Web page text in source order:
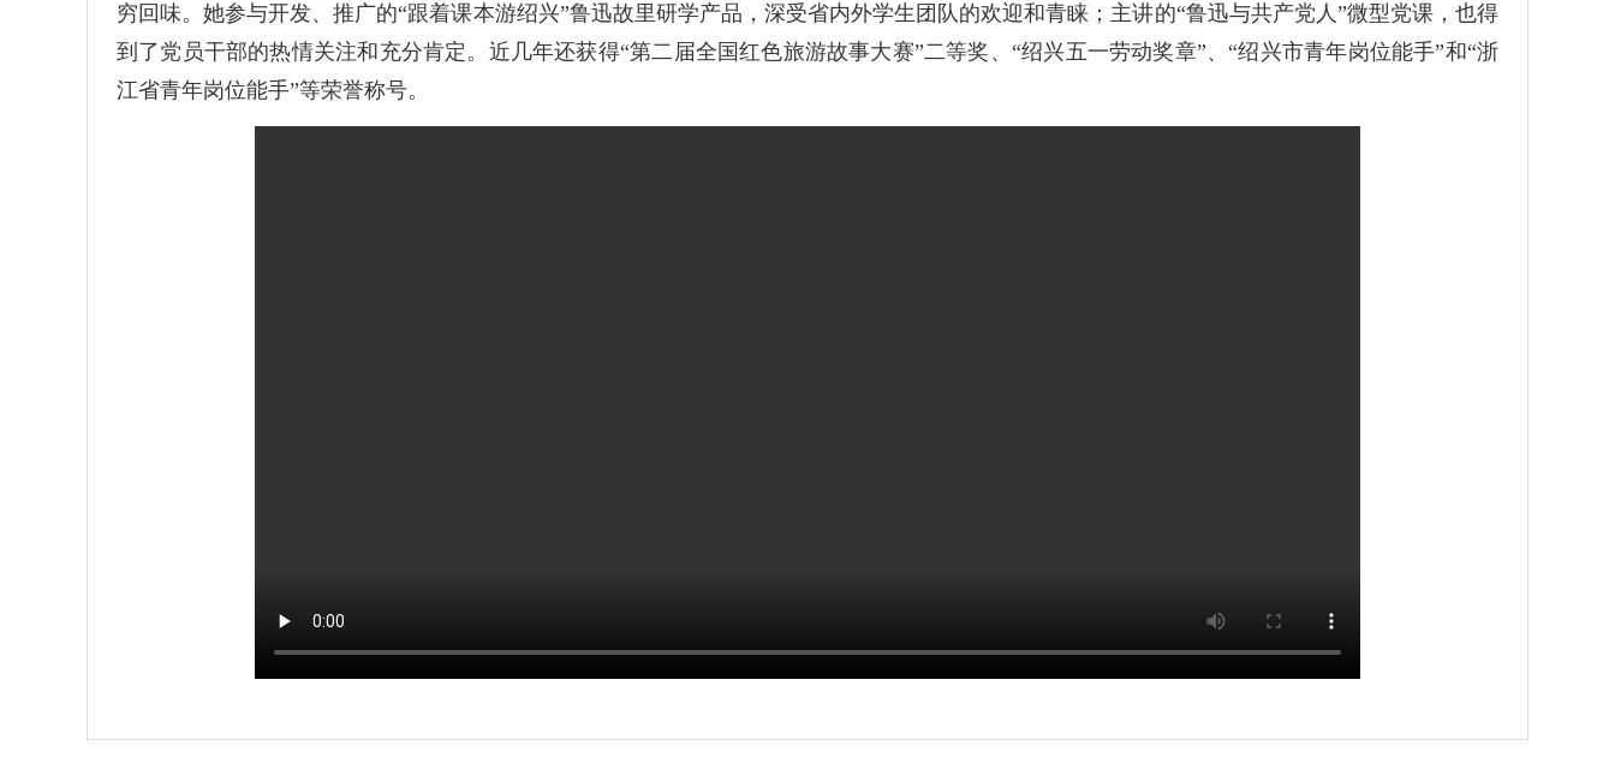
穷回味。她参与开发、推广的“跟着课本游绍兴”鲁迅故里研学产品，深受省内外学生团队的欢迎和青睐；主讲的“鲁迅与共产党人”微型党课，也得
到了党员干部的热情关注和充分肯定。近几年还获得“第二届全国红色旅游故事大赛”二等奖、“绍兴五一劳动奖章”、“绍兴市青年岗位能手”和“浙
江省青年岗位能手”等荣誉称号。